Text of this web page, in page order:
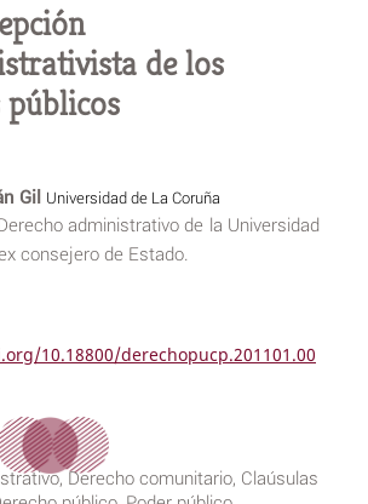
de los
Gil Universidad de La Coruña
administrativo de la Universidad
consejero de Estado.
10.18800/derechopucp.201101.00
Derecho comunitario, Claúsulas